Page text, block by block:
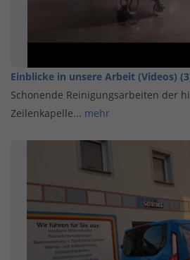
Einblicke in unsere Arbeit (Videos)
Schonende Reinigungsarbeiten der
Zeilenkapelle... mehr